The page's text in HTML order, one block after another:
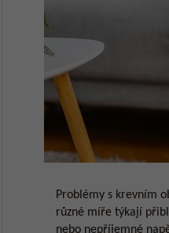
Problémy s krevním
různé míře týkají
nebo nepříjemné